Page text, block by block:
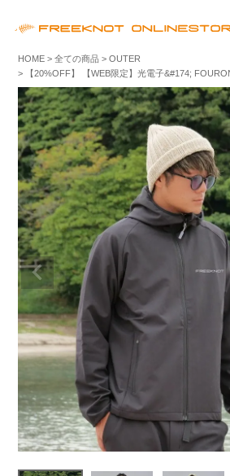
HOME 全ての商品
OUTER
【20%OFF】 【WEB限定】光電子&#174;